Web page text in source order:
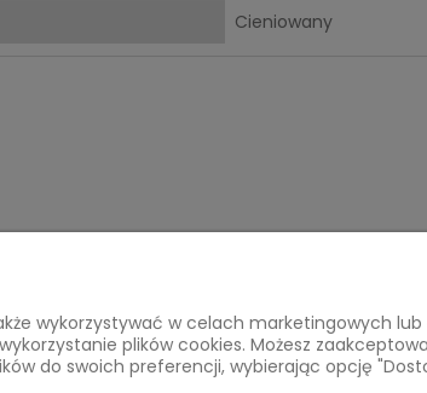
Cieniowany
Tu mnie znajdziesz
Kontakt
wykorzystywać w celach marketingowych
plików cookies. Możesz
do swoich preferencji, wybierając opcję